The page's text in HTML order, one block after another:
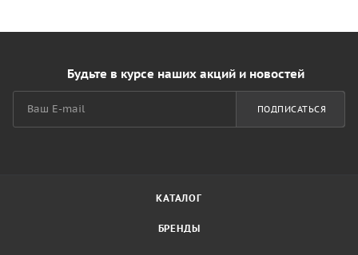
Будьте в курсе наших акций и новостей
ПОДПИСАТЬСЯ
КАТАЛОГ
БРЕНДЫ